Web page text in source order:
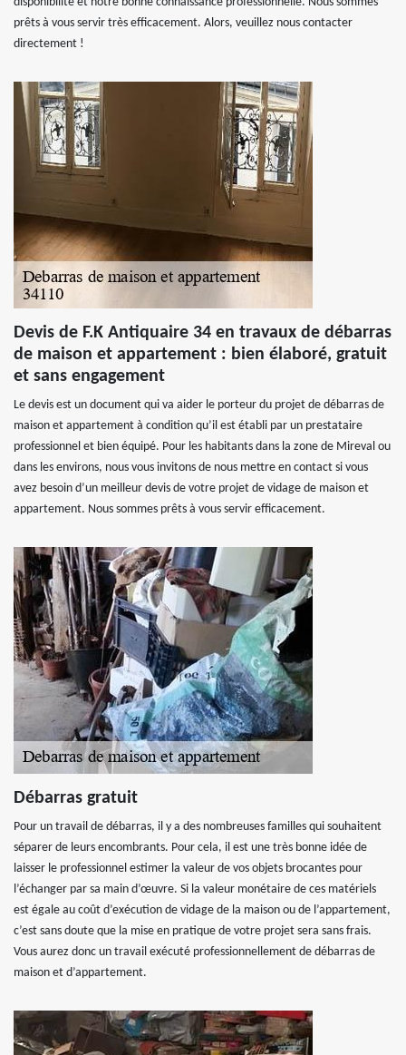
prêts à vous servir très efficacement. Alors, veuillez nous contacter
directement !
Devis de F.K Antiquaire 34 en travaux de débarras
de maison et appartement : bien élaboré, gratuit
et sans engagement
Le devis est un document qui va aider le porteur du projet de débarras de
maison et appartement à condition qu’il est établi par un prestataire
professionnel et bien équipé. Pour les habitants dans la zone de Mireval ou
dans les environs, nous vous invitons de nous mettre en contact si vous
avez besoin d’un meilleur devis de votre projet de vidage de maison et
appartement. Nous sommes prêts à vous servir efficacement.
Débarras gratuit
Pour un travail de débarras, il y a des nombreuses familles qui souhaitent
séparer de leurs encombrants. Pour cela, il est une très bonne idée de
laisser le professionnel estimer la valeur de vos objets brocantes pour
l’échanger par sa main d’œuvre. Si la valeur monétaire de ces matériels
est égale au coût d’exécution de vidage de la maison ou de l’appartement,
c’est sans doute que la mise en pratique de votre projet sera sans frais.
Vous aurez donc un travail exécuté professionnellement de débarras de
maison et d’appartement.